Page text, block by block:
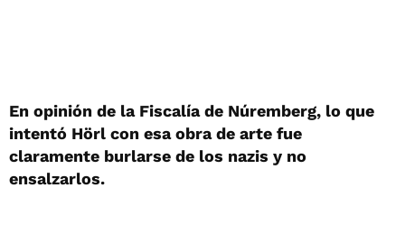
En opinión de la Fiscalía de Núremberg, lo que
intentó Hörl con esa obra de arte fue
claramente burlarse de los nazis y no
ensalzarlos.